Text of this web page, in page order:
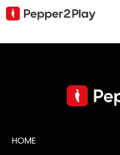
HOME